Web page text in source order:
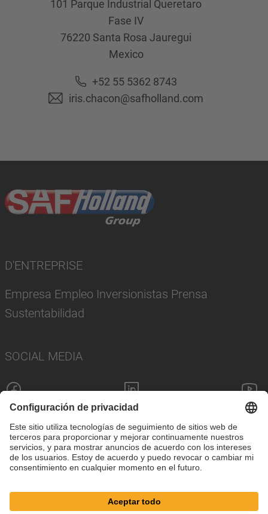
101 Parque Industrial Queretaro
Fase IV
76220 Santa Rosa Jauregui
Mexico
+52 55 5362 8743
iris.chacon@safholland.com
D'ENTREPRISE
Empresa Empleo Inversionistas Prensa
Sustentabilidad
SOCIAL MEDIA
Configuración de cookies